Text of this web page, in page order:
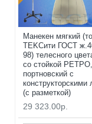
Манекен мягкий
ТEKCити ГОСТ
98) телесного
со стойкой РЕТРО,
портновский с
конструкторскими
(с разметкой)
29 323.00р.